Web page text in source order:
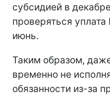
субсидией в
проверяться
июнь.
Таким образом,
временно не
обязанности из-за